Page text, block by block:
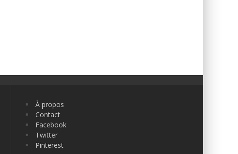
À propos
Contact
Facebook
Twitter
Pinterest